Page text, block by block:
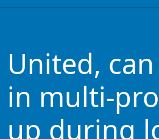
United,
in multi-
up during